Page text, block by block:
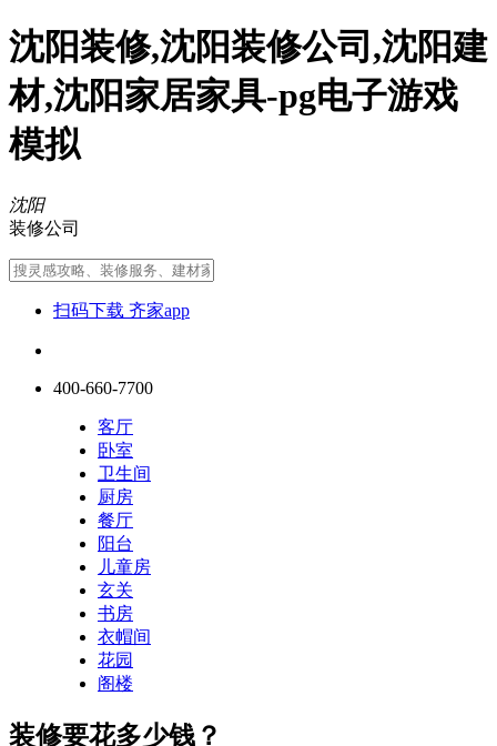
沈阳装修,沈阳装修公司,沈阳建
材,沈阳家居家具-pg电子游戏
模拟
沈阳
装修公司
扫码下载 齐家app
400-660-7700
客厅
卧室
卫生间
厨房
餐厅
阳台
儿童房
玄关
书房
衣帽间
花园
阁楼
装修要花多少钱？